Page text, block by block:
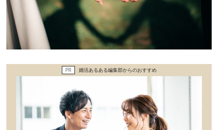
仕事とキャリア
特集
グルメ
PR 婚活あるある編集部からのおすすめ